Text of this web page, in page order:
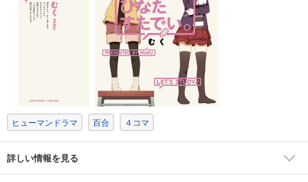
ヒューマンドラマ 百合 ４コマ
詳しい情報を見る